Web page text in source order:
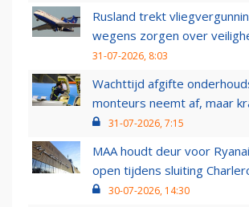
Rusland trekt
wegens zorgen over
31-07-2026, 8:03
Wachttijd afgifte
monteurs neemt af, maar
31-07-2026, 7:15
MAA houdt deur voor
open tijdens sluiting
30-07-2026, 14:30